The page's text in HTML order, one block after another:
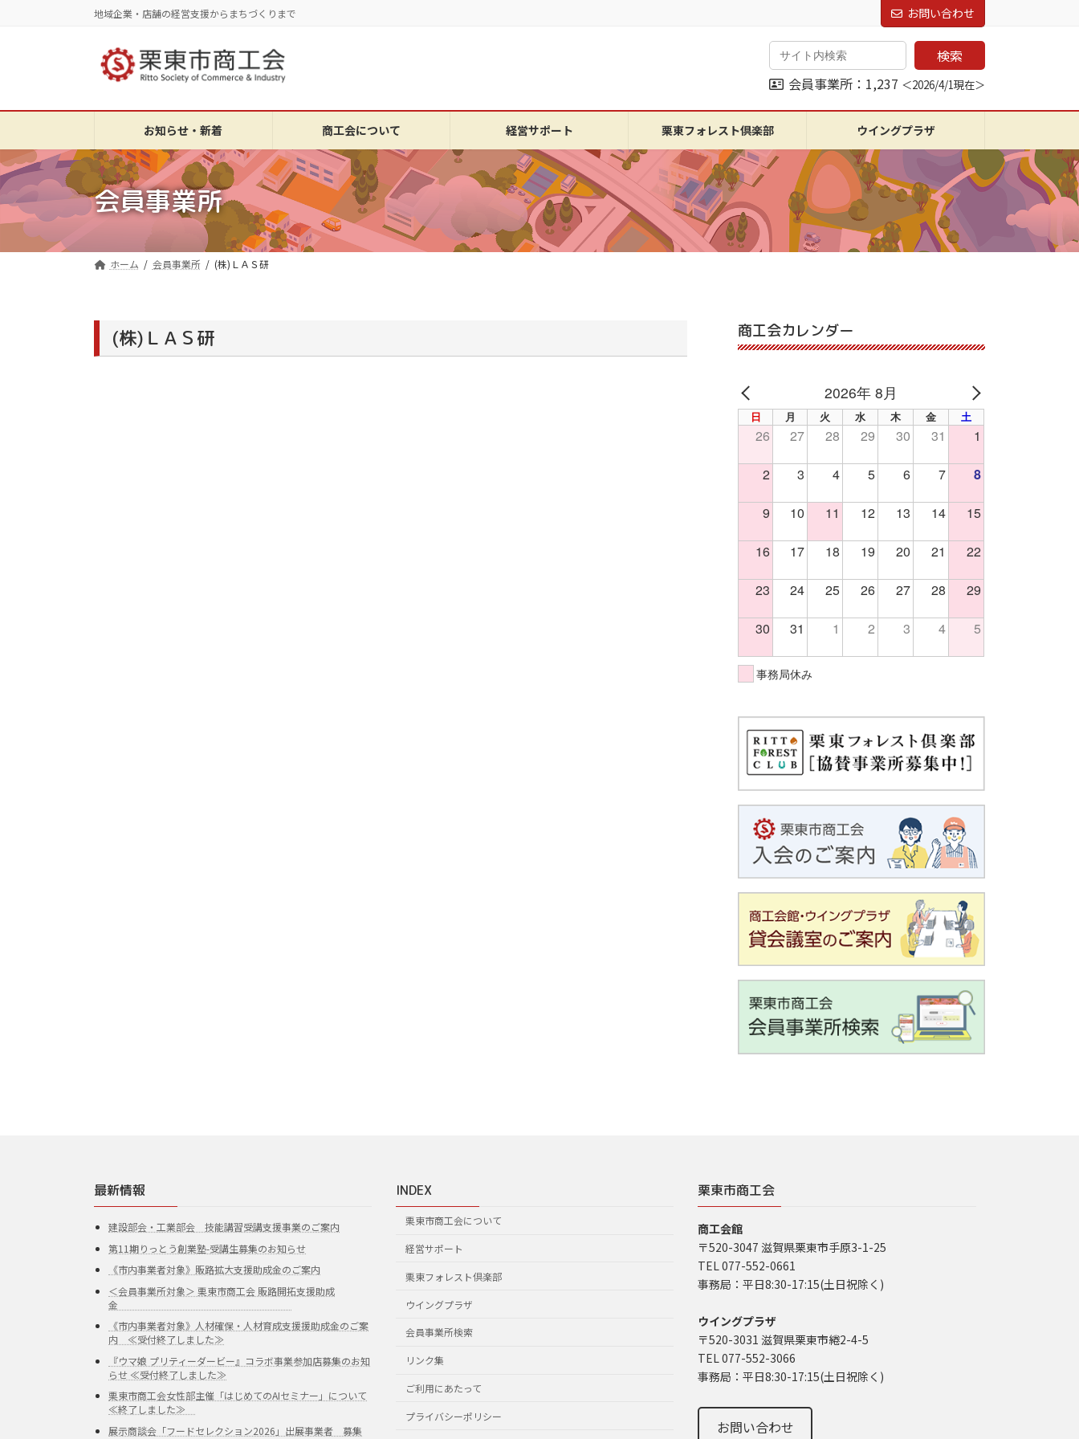
へ
ッ
プ
ョ
移
動
地域企業・店舗の経営支援からまちづくりまで お問い合わせ
検索
会員事業所：1,237 ＜2026/4/1現在＞
お知らせ・新着 商工会について 経営サポート 栗東フォレスト倶楽部 ウイングプラザ
会員事業所
ホーム 会員事業所 (株)ＬＡＳ研
(株)ＬＡＳ研 商工会カレンダー
PREV
2026年 8月
NEXT
日 月 火 水 木 金 土
26 27 28 29 30 31 1
2 3 4 5 6 7 8
9 10 11 12 13 14 15
16 17 18 19 20 21 22
23 24 25 26 27 28 29
30 31 1 2 3 4 5
事務局休み
最新情報
建設部会・工業部会 技能講習受講支援事業のご案内
第11期りっとう創業塾-受講生募集のお知らせ
《市内事業者対象》販路拡大支援助成金のご案内
＜会員事業所対象＞ 栗東市商工会 販路開拓支援助成
金
《市内事業者対象》人材確保・人材育成支援援助成金のご案
内 ≪受付終了しました≫
『ウマ娘 プリティーダービー』コラボ事業参加店募集のお知
らせ ≪受付終了しました≫
栗東市商工会女性部主催「はじめてのAIセミナー」について
≪終了しました≫
展示商談会「フードセレクション2026」出展事業者 募集
INDEX
栗東市商工会について
経営サポート
栗東フォレスト倶楽部
ウイングプラザ
会員事業所検索
リンク集
ご利用にあたって
プライバシーポリシー
栗東市商工会
商工会館
〒520-3047 滋賀県栗東市手原3-1-25
TEL 077-552-0661
事務局：平日8:30-17:15(土日祝除く)
ウイングプラザ
〒520-3031 滋賀県栗東市綣2-4-5
TEL 077-552-3066
事務局：平日8:30-17:15(土日祝除く)
お問い合わせ